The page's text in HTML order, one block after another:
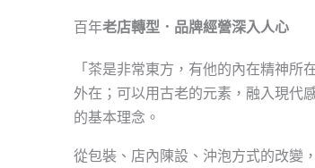
百年老店轉型．品牌經營深入人心
「茶是非常東方，有他的內在精神
外在；可以用古老的元素，融入現代
的基本理念。
從包裝、店內陳設、沖泡方式的改變